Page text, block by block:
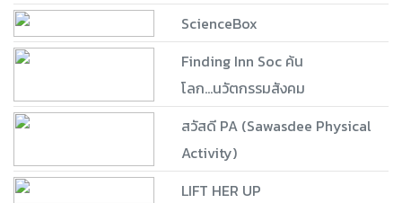
ScienceBox
Finding Inn Soc ค้น
โลก...นวัตกรรมสังคม
สวัสดี PA (Sawasdee Physical
Activity)
LIFT HER UP